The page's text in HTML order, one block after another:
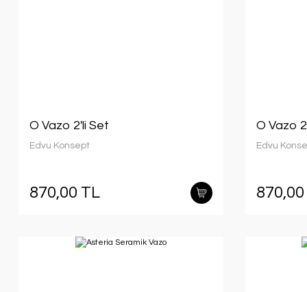
O Vazo 2'li Set
Edvu Konsept
870,00 TL
O Vazo
Edvu